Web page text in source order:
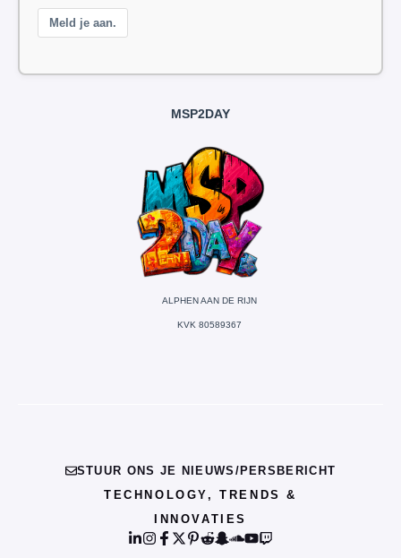
Meld je aan.
MSP2DAY
ALPHEN AAN DE RIJN
KVK 80589367
STUUR ONS JE NIEUWS/PERSBERICHT
TECHNOLOGY, TRENDS &
INNOVATIES